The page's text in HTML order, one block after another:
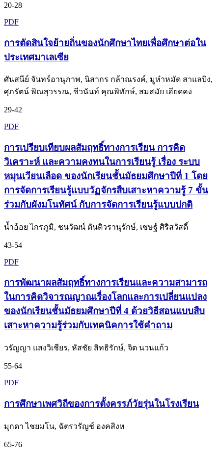
20-28
PDF
การตัดสินใจย้ายถิ่นของนักศึกษาไทยเพื่อศึกษาต่อใน
ประเทศมาเลเซีย
ศันสนีย์ จันทร์อานุภาพ, นิสากร กล้าณรงค์, มูหำหมัด สาแลบิง,
ศุภรัตน์ พิณสุวรรณ, ชีวนันท์ คุณพิทักษ์, สมสมัย เอียดคง
29-42
PDF
การเปรียบเทียบผลสัมฤทธิ์ทางการเรียน การคิด
วิเคราะห์ และความคงทนในการเรียนรู้ เรื่อง ระบบ
หมุนเวียนเลือด ของนักเรียนชั้นมัธยมศึกษาปีที่ 1 โดย
การจัดการเรียนรู้แบบวัฏจักรสืบเสาะหาความรู้ 7 ขั้น
ร่วมกับผังมโนทัศน์ กับการจัดการเรียนรู้แบบปกติ
น้ำอ้อย ไกรภูมิ, ชนวัฒน์ ตันติวรานุรักษ์, เชษฐ์ ศิริสวัสดิ์
43-54
PDF
การพัฒนาผลสัมฤทธิ์ทางการเรียนและความสามารถ
ในการคิดวิจารณญาณเรื่องโลกและการเปลี่ยนแปลง
ของนักเรียนชั้นมัธยมศึกษาปีที่ 4 ด้วยวิธีสอนแบบสืบ
เสาะหาความรู้ร่วมกับเทคนิคการใช้คำถาม
วรัญญา แสงวิเชียร, หัสชัย สิทธิรักษ์, จิต นวนแก้ว
55-64
PDF
การศึกษาเพศวิถีของการตั้งครรภ์วัยรุ่นในโรงเรียน
มุกดา ไชยมโน, ฉัตรวรัญช์ องคสิงห
65-76